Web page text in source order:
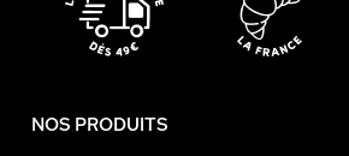
NOS PRODUITS